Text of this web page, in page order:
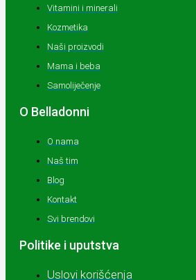
Vitamini i minerali
Kozmetika
Naši proizvodi
Mama i beba
Samoliječenje
O Belladonni
O nama
Naš tim
Blog
Kontakt
Svi brendovi
Politike i uputstva
Uslovi korišćenja